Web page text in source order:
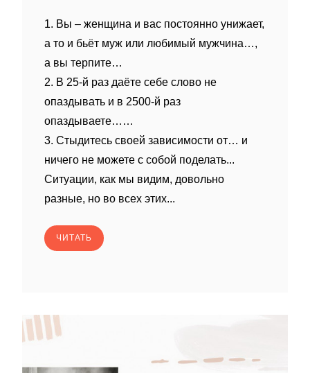
1. Вы – женщина и вас постоянно унижает,
а то и бьёт муж или любимый мужчина…,
а вы терпите…
2. В 25-й раз даёте себе слово не
опаздывать и в 2500-й раз
опаздываете……
3. Стыдитесь своей зависимости от… и
ничего не можете с собой поделать...
Ситуации, как мы видим, довольно
разные, но во всех этих...
ЧИТАТЬ